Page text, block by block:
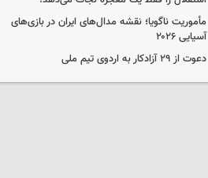
مأموریت ناگویا؛ نقشه مدال‌های ایران در بازی‌های
آسیایی ۲۰۲۶
دعوت از ۲۹ آزادکار به اردوی تیم ملی